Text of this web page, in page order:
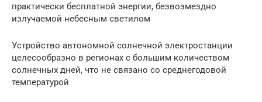
практически бесплатной энергии, безвозмездно
излучаемой небесным светилом
Устройство автономной солнечной электростанции
целесообразно в регионах с большим количеством
солнечных дней, что не связано со среднегодовой
температурой